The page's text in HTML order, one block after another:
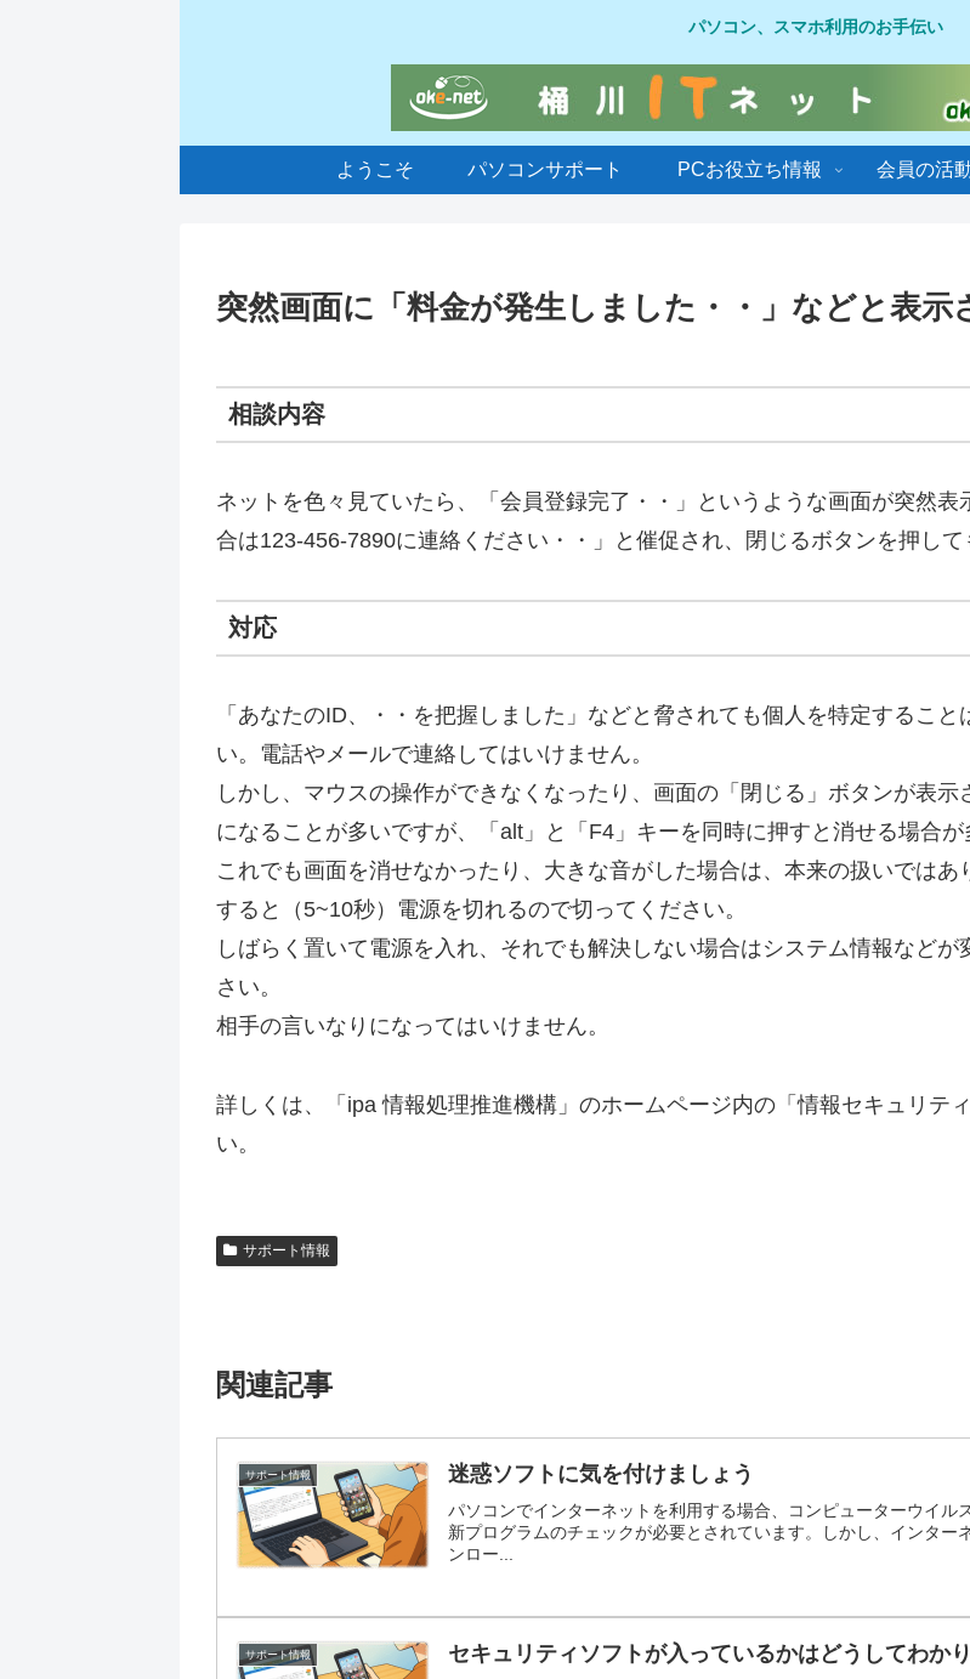
パソコン、スマホ利用のお手伝い
ようこそ パソコンサポート PCお役立ち情報 会員の活
突然画面に「料金が発生しました・・」などと表示
相談内容
ネットを色々見ていたら、「会員登録完了・・」というような画面が突然
合は123-456-7890に連絡ください・・」と催促され、閉じるボタンを押して
対応
「あなたのID、・・を把握しました」などと脅されても個人を特定するこ
い。電話やメールで連絡してはいけません。
しかし、マウスの操作ができなくなったり、画面の「閉じる」ボタンが表
になることが多いですが、「alt」と「F4」キーを同時に押すと消せる場合が
これでも画面を消せなかったり、大きな音がした場合は、本来の扱いでは
すると（5~10秒）電源を切れるので切ってください。
しばらく置いて電源を入れ、それでも解決しない場合はシステム情報など
さい。
相手の言いなりになってはいけません。
詳しくは、「ipa 情報処理推進機構」のホームページ内の「情報セキュリテ
い。
サポート情報
関連記事
サポート情報 迷惑ソフトに気を付けましょう
パソコンでインターネットを利用する場合、コンピューターウイ
新プログラムのチェックが必要とされています。しかし、インタ
ンロー...
サポート情報 セキュリティソフトが入っているかはどうしてわかり